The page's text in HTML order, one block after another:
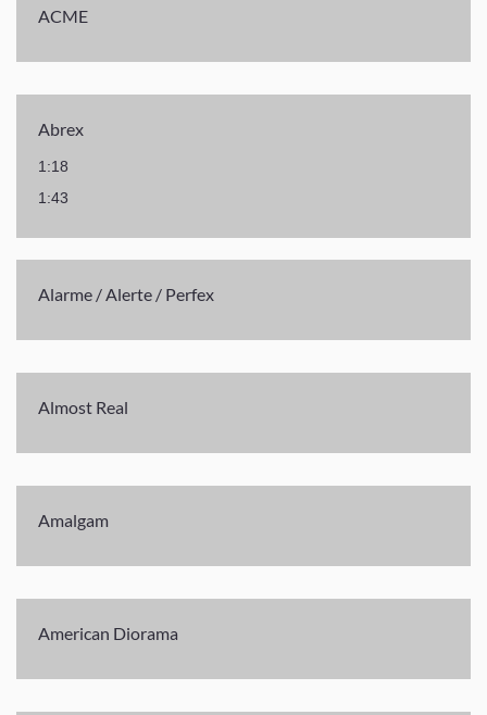
ACME
Abrex
1:18
1:43
Alarme / Alerte / Perfex
Almost Real
Amalgam
American Diorama